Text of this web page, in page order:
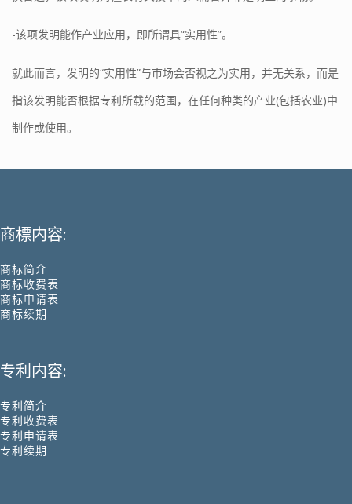
-该项发明能作产业应用，即所谓具“实用性”。
就此而言，发明的“实用性”与市场会否视之为实用，并无关系，而是
指该发明能否根据专利所载的范围，在任何种类的产业(包括农业)中
制作或使用。
商標内容:
商标简介
商标收费表
商标申请表
商标续期
专利内容:
专利简介
专利收费表
专利申请表
专利续期